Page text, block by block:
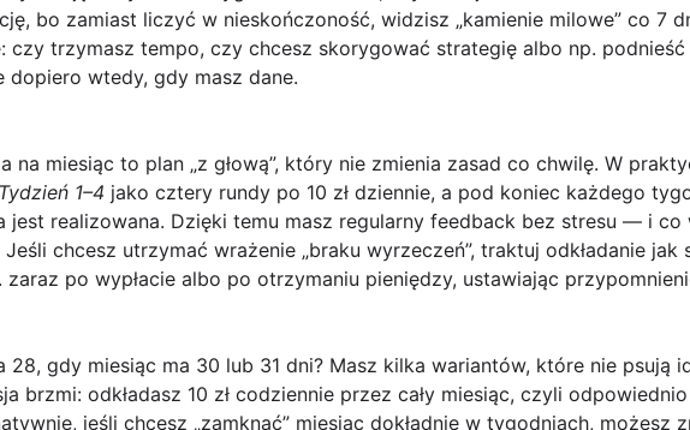
bo zamiast liczyć w nieskończoność, widzisz „kamienie milowe” co 7
czy trzymasz tempo, czy chcesz skorygować strategię albo np.
wtedy, gdy masz dane.
na miesiąc to plan „z głową”, który nie zmienia zasad co chwilę. W
Tydzień 1–4 jako cztery rundy po 10 zł dziennie, a pod koniec każdego
jest realizowana. Dzięki temu masz regularny feedback bez stresu — i co
Jeśli chcesz utrzymać wrażenie „braku wyrzeczeń”, traktuj odkładanie jak
zaraz po wypłacie albo po otrzymaniu pieniędzy, ustawiając
28, gdy miesiąc ma 30 lub 31 dni? Masz kilka wariantów, które nie psują
brzmi: odkładasz 10 zł codziennie przez cały miesiąc, czyli odpowiednio
jeśli chcesz „zamknąć” miesiąc dokładnie w tygodniach, możesz